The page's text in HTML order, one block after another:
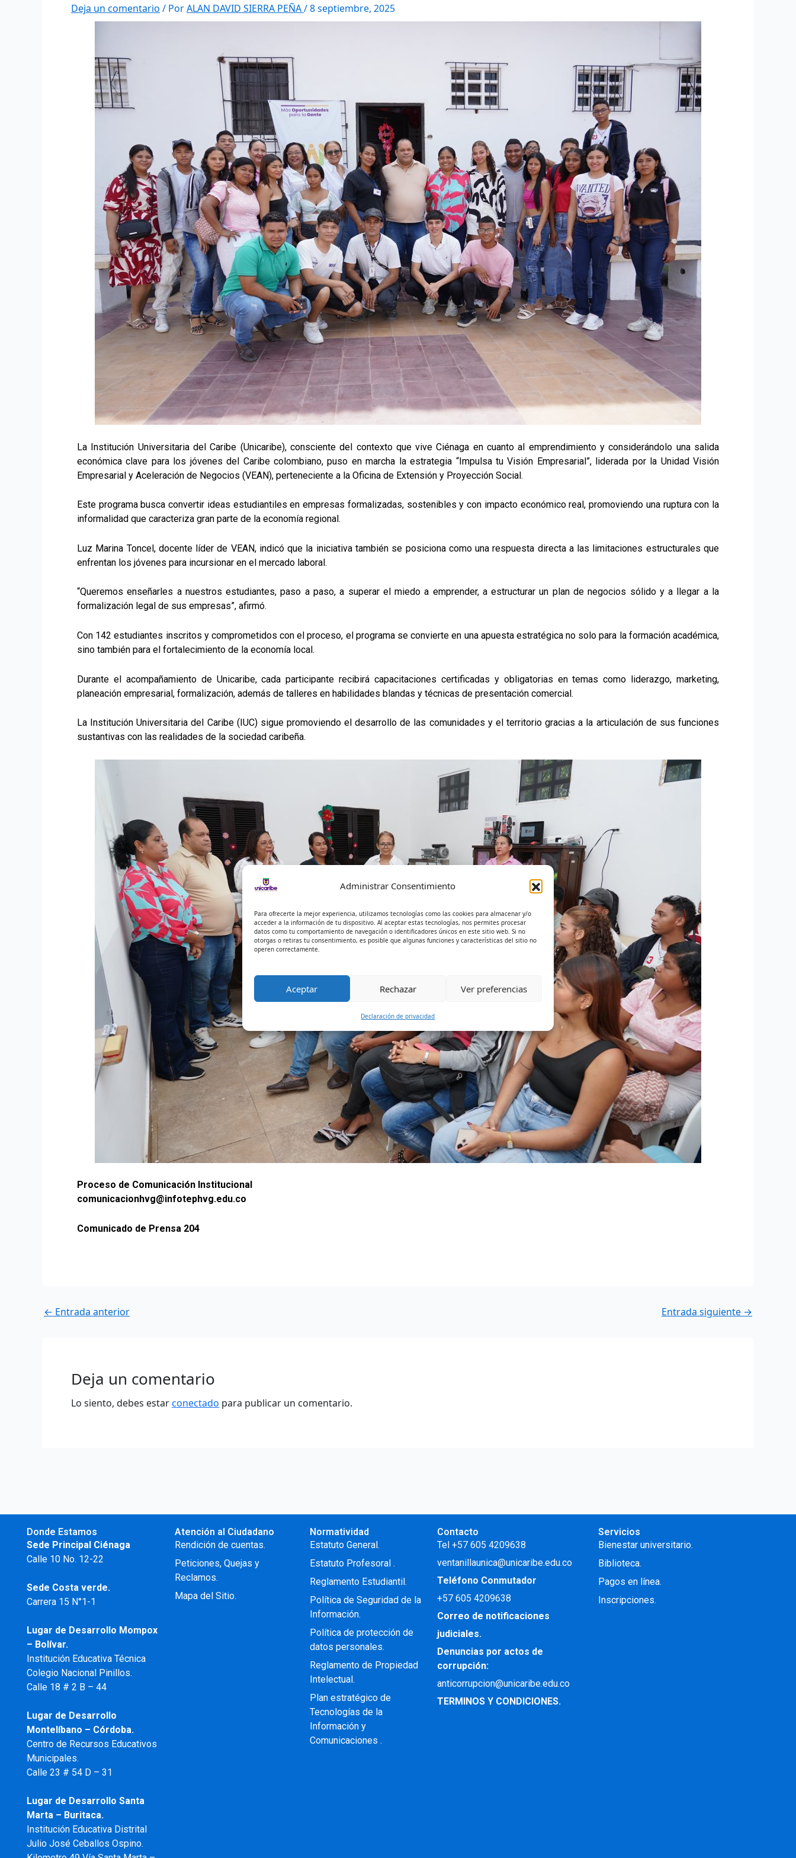
Administrar Consentimiento
Para ofrecerte la mejor experiencia, utilizamos tecnologías como las cookies para almacenar y/o
acceder a la información de tu dispositivo. Al aceptar estas tecnologías, nos permites procesar
datos como tu comportamiento de navegación o identificadores únicos en este sitio web. Si no
otorgas o retiras tu consentimiento, es posible que algunas funciones y características del sitio no
operen correctamente.
Aceptar Rechazar Ver preferencias
Declaración de privacidad
Deja un comentario / PorALAN DAVID SIERRA PEÑA/8 septiembre, 2025
La Institución Universitaria del Caribe (Unicaribe), consciente del contexto que vive Ciénaga en cuanto al emprendimiento y considerándolo una salida
económica clave para los jóvenes del Caribe colombiano, puso en marcha la estrategia “Impulsa tu Visión Empresarial”, liderada por la Unidad Visión
Empresarial y Aceleración de Negocios (VEAN), perteneciente a la Oficina de Extensión y Proyección Social.
Este programa busca convertir ideas estudiantiles en empresas formalizadas, sostenibles y con impacto económico real, promoviendo una ruptura con la
informalidad que caracteriza gran parte de la economía regional.
Luz Marina Toncel, docente líder de VEAN, indicó que la iniciativa también se posiciona como una respuesta directa a las limitaciones estructurales que
enfrentan los jóvenes para incursionar en el mercado laboral.
“Queremos enseñarles a nuestros estudiantes, paso a paso, a superar el miedo a emprender, a estructurar un plan de negocios sólido y a llegar a la
formalización legal de sus empresas”, afirmó.
Con 142 estudiantes inscritos y comprometidos con el proceso, el programa se convierte en una apuesta estratégica no solo para la formación académica,
sino también para el fortalecimiento de la economía local.
Durante el acompañamiento de Unicaribe, cada participante recibirá capacitaciones certificadas y obligatorias en temas como liderazgo, marketing,
planeación empresarial, formalización, además de talleres en habilidades blandas y técnicas de presentación comercial.
La Institución Universitaria del Caribe (IUC) sigue promoviendo el desarrollo de las comunidades y el territorio gracias a la articulación de sus funciones
sustantivas con las realidades de la sociedad caribeña.
Proceso de Comunicación Institucional
comunicacionhvg@infotephvg.edu.co
Comunicado de Prensa 204
← Entrada anterior Entrada siguiente →
Deja un comentario
Lo siento, debes estarconectado para publicar un comentario.
Donde Estamos
Sede Principal Ciénaga
Calle 10 No. 12-22
Sede Costa verde.
Carrera 15 N°1-1
Lugar de Desarrollo Mompox
– Bolívar.
Institución Educativa Técnica
Colegio Nacional Pinillos.
Calle 18 # 2 B – 44
Lugar de Desarrollo
Montelíbano – Córdoba.
Centro de Recursos Educativos
Municipales.
Calle 23 # 54 D – 31
Lugar de Desarrollo Santa
Marta – Buritaca.
Institución Educativa Distrital
Julio José Ceballos Ospino.
Atención al Ciudadano
Rendición de cuentas.
Peticiones, Quejas y
Reclamos.
Mapa del Sitio.
Normatividad
Estatuto General.
Estatuto Profesoral .
Reglamento Estudiantil.
Política de Seguridad de la
Información.
Política de protección de
datos personales.
Reglamento de Propiedad
Intelectual.
Plan estratégico de
Tecnologías de la
Información y
Comunicaciones .
Contacto
Tel +57 605 4209638
ventanillaunica@unicaribe.edu.co
Teléfono Conmutador
+57605 4209638
Correo de notificaciones
judiciales.
Denuncias por actos de
corrupción:
anticorrupcion@unicaribe.edu.co
TERMINOS Y CONDICIONES.
Servicios
Bienestar universitario.
Biblioteca.
Pagos en línea.
Inscripciones.